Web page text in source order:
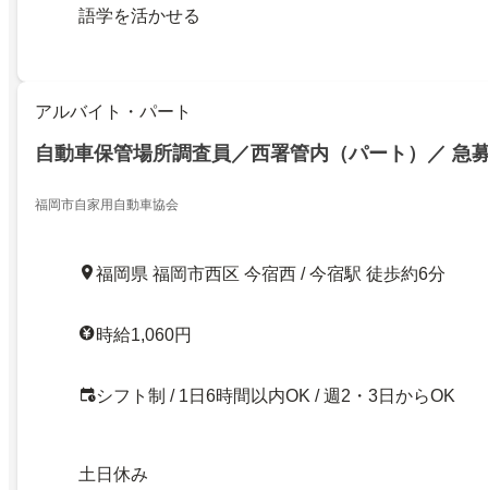
語学を活かせる
アルバイト・パート
自動車保管場所調査員／西署管内（パート）／ 急
福岡市自家用自動車協会
福岡県 福岡市西区 今宿西 / 今宿駅 徒歩約6分
時給1,060円
シフト制 / 1日6時間以内OK / 週2・3日からOK
土日休み